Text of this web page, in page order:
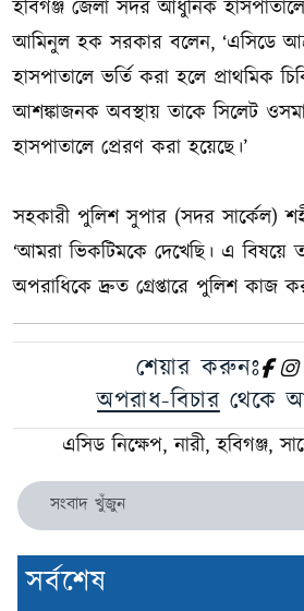
হবিগঞ্জ জেলা সদর আধুনিক
আমিনুল হক সরকার বলেন, ‘এসিডে
হাসপাতালে ভর্তি করা হলে প্রাথমিক
আশঙ্কাজনক অবস্থায় তাকে সিলেট
হাসপাতালে প্রেরণ করা হয়েছে।’
সহকারী পুলিশ সুপার (সদর সার্কেল)
‘আমরা ভিকটিমকে দেখেছি। এ বিষয়ে
অপরাধিকে দ্রুত গ্রেপ্তারে পুলিশ কাজ
শেয়ার করুনঃ
অপরাধ-বিচারথেকে
এসিড নিক্ষেপ, নারী, হবিগঞ্জ,
সর্বশেষ